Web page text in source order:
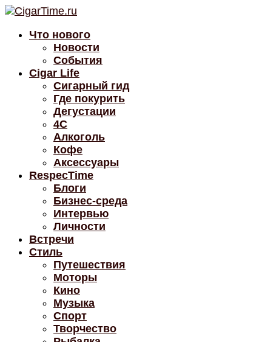
Что нового
Новости
События
Cigar Life
Сигарный гид
Где покурить
Дегустации
4C
Алкоголь
Кофе
Аксессуары
RespecTime
Блоги
Бизнес-среда
Интервью
Личности
Встречи
Стиль
Путешествия
Моторы
Кино
Музыка
Спорт
Творчество